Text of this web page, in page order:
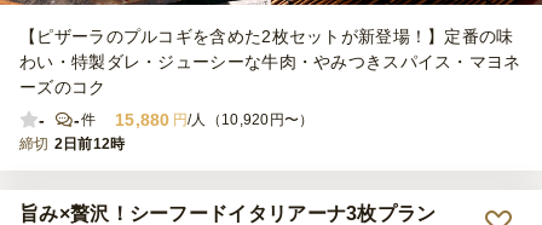
【ピザーラのプルコギを含めた2枚セットが新登場！】定番の味
わい・特製ダレ・ジューシーな牛肉・やみつきスパイス・マヨネ
ーズのコク
-
-件 15,880 円/人（10,920円〜）
締切 2日前12時
旨み×贅沢！シーフードイタリアーナ3枚プラン